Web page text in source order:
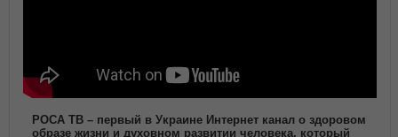
РОСА ТВ – первый в Украине Интернет канал о здоровом
образе жизни и духовном развитии человека, который